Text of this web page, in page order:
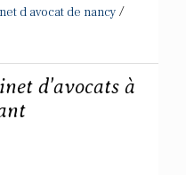
d avocat de nancy /
d'avocats à